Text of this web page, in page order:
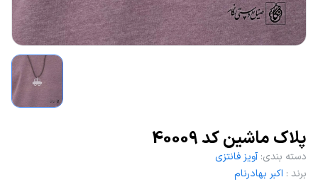
پلاک ماشین کد 40009
دسته بندی: آویز فانتزی
برند : اکبر بهادرنام